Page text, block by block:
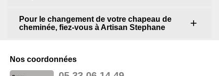
Pour le changement de votre chapeau de
cheminée, fiez-vous à Artisan Stephane
Nos coordonnées